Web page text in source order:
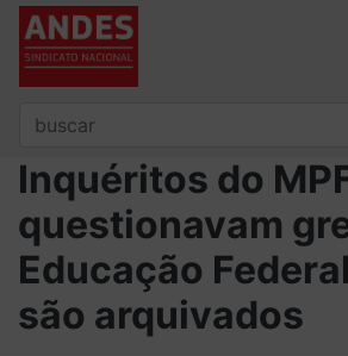
Inquéritos do
questionavam
Educação
são arquivados